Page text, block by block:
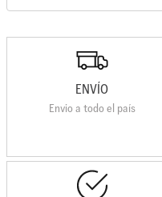
ENVÍO
Envio a todo el país